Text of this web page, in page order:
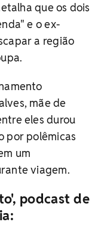
que os dois
e o ex-
a região
mãe de
eles durou
por polêmicas
um
viagem.
podcast de